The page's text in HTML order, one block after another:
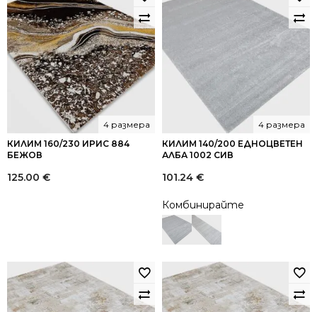
КИЛИМ 160/230 ИРИС 884
БЕЖОВ
4 размера
125.00 €
КИЛИМ 140/200 ЕДНОЦВЕТЕН
АЛБА 1002 СИВ
4 размера
101.24 €
Комбинирайте